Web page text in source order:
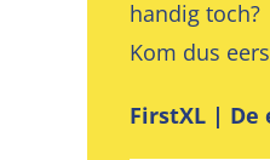
handig toch?
Kom dus
FirstXL | De